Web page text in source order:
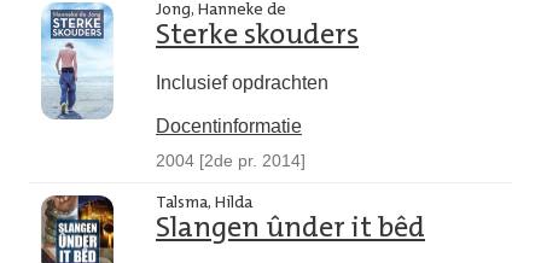
Jong, Hanneke de
Sterke skouders
Inclusief opdrachten
Docentinformatie
2004 [2de pr. 2014]
Talsma, Hilda
Slangen ûnder it bêd